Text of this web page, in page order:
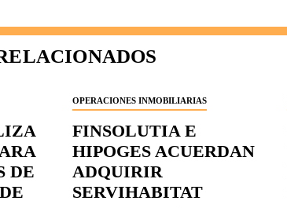
DE
OPERACIONES INMOBILIARIAS
FINSOLUTIA E
HIPOGES ACUERDAN
ADQUIRIR
SERVIHABITAT